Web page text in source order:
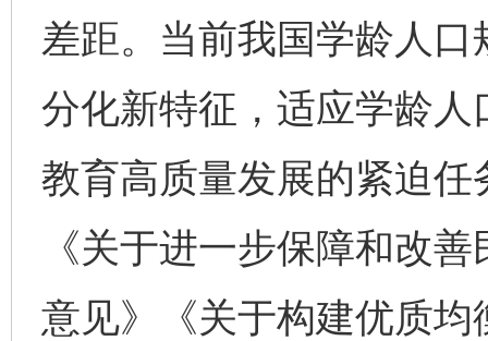
差距。当前我国学龄人
分化新特征，适应学龄
教育高质量发展的紧迫
《关于进一步保障和改
意见》《关于构建优质